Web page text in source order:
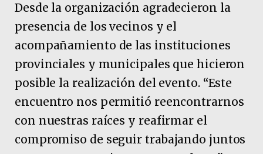
Desde la organización agradecieron la
presencia de los vecinos y el
acompañamiento de las instituciones
provinciales y municipales que hicieron
posible la realización del evento. “Este
encuentro nos permitió reencontrarnos
con nuestras raíces y reafirmar el
compromiso de seguir trabajando juntos